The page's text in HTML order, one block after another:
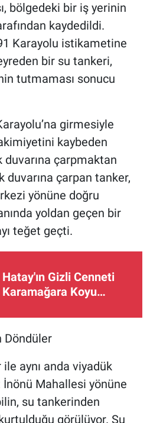
bölgedeki bir iş yerinin
kaydedildi.
Karayolu istikametine
bir su tankeri,
tutmaması sonucu
girmesiyle
kaybeden
duvarına çarpmaktan
duvarına çarpan tanker,
yönüne doğru
yoldan geçen bir
teğet geçti.
Hatay'ın Gizli Cenneti
Karamağara Koyu…
Döndüler
aynı anda viyadük
Mahallesi yönüne
su tankerinden
görülüyor. Su